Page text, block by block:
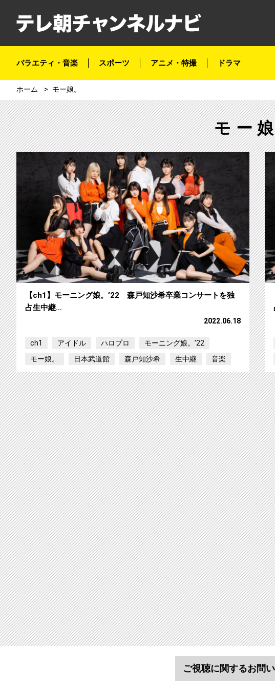
バラエティ・音楽 スポーツ アニメ・特撮 ドラマ
ホーム モー娘。
モー
【ch1】モーニング娘。’22 森戸知沙希卒業コンサートを独
占生中継…
2022.06.18
ch1 アイドル ハロプロ
モーニング娘。’22
モー娘。
日本武道館 森戸知沙希 生中継 音楽
ご視聴に関するお問